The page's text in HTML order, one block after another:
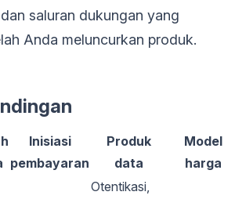
saluran dukungan yang
Anda meluncurkan produk.
Inisiasi
pembayaran
Produk
data
Model
harga
Otentikasi,